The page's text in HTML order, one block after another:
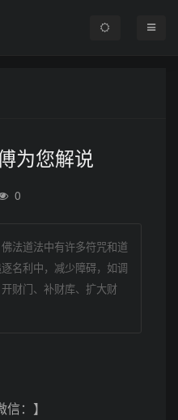
为您解说
0
法道法中有许多符咒和道
名利中，减少障碍，如调
财门、补财库、扩大财
：】